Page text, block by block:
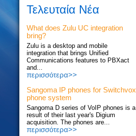
Τελευταία Νέα
What does Zulu UC integration
bring?
Zulu is a desktop and mobile
integration that brings Unified
Communications features to PBXact
and...
περισσότερα>>
Sangoma IP phones for Switchvox
phone system
Sangoma D series of VoIP phones is a
result of their last year's Digium
acquisition. The phones are...
περισσότερα>>